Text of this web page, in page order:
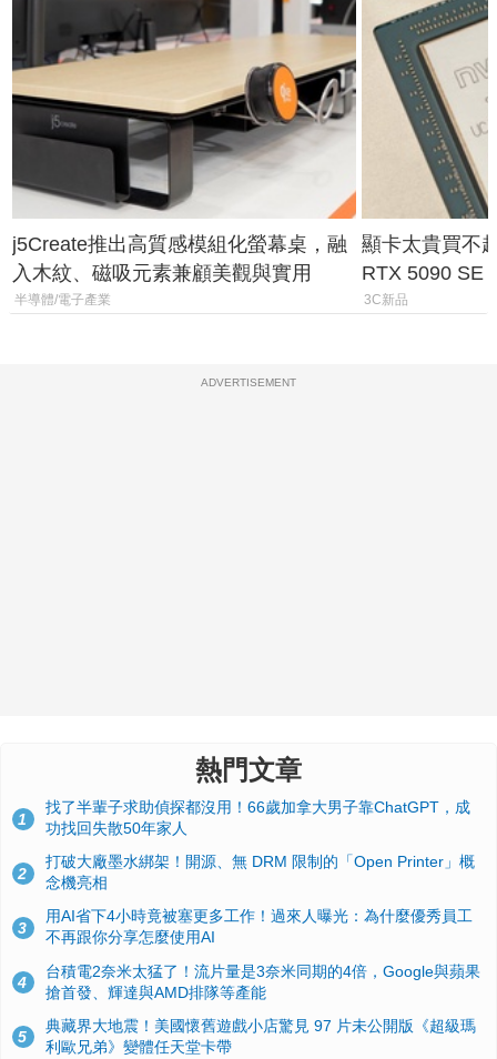
j5Create推出高質感模組化螢幕桌，融
入木紋、磁吸元素兼顧美觀與實用
半導體/電子產業
顯卡太貴買不
RTX 5090 SE
體
3C新品
ADVERTISEMENT
熱門文章
1
找了半輩子求助偵探都沒用！66歲加拿大男子靠ChatGPT，成
功找回失散50年家人
2
打破大廠墨水綁架！開源、無 DRM 限制的「Open Printer」概
念機亮相
3
用AI省下4小時竟被塞更多工作！過來人曝光：為什麼優秀員工
不再跟你分享怎麼使用AI
4
台積電2奈米太猛了！流片量是3奈米同期的4倍，Google與蘋果
搶首發、輝達與AMD排隊等產能
5
典藏界大地震！美國懷舊遊戲小店驚見 97 片未公開版《超級瑪
利歐兄弟》變體任天堂卡帶